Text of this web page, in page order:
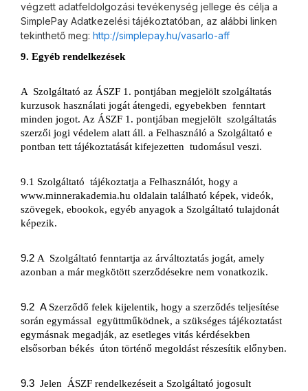
végzett adatfeldolgozási tevékenység jellege és célja a
SimplePay Adatkezelési tájékoztatóban, az alábbi linken
tekinthető meg: http://simplepay.hu/vasarlo-aff
9. Egyéb rendelkezések
A Szolgáltató az ÁSZF 1. pontjában megjelölt szolgáltatás
kurzusok használati jogát átengedi, egyebekben fenntart
minden jogot. Az ÁSZF 1. pontjában megjelölt szolgáltatás
szerzői jogi védelem alatt áll. a Felhasználó a Szolgáltató e
pontban tett tájékoztatását kifejezetten tudomásul veszi.
9.1 Szolgáltató tájékoztatja a Felhasználót, hogy a
www.minnerakademia.hu oldalain található képek, videók,
szövegek, ebookok, egyéb anyagok a Szolgáltató tulajdonát
képezik.
9.2 A Szolgáltató fenntartja az árváltoztatás jogát, amely
azonban a már megkötött szerződésekre nem vonatkozik.
9.2  A Szerződő felek kijelentik, hogy a szerződés teljesítése
során egymással együttműködnek, a szükséges tájékoztatást
egymásnak megadják, az esetleges vitás kérdésekben
elsősorban békés úton történő megoldást részesítik előnyben.
9.3 Jelen
ÁSZF rendelkezéseit a Szolgáltató jogosult